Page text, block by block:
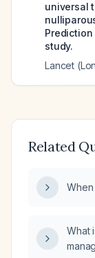
universal
Prediction
study.
Lancet
Related
What